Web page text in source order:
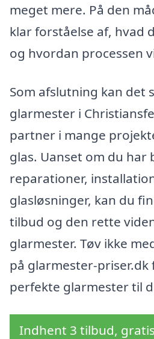
meget mere. På den
klar forståelse af, hvad
og hvordan processen
Som afslutning kan det
glarmester i
partner i mange
glas. Uanset om du har
reparationer,
glasløsninger, kan du
tilbud og den rette
glarmester. Tøv ikke
på glarmester-
perfekte glarmester til
Indhent 3 tilbud,